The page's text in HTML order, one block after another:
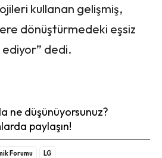
kullanan gelişmiş,
dönüştürmedeki eşsiz
dedi.
ne düşünüyorsunuz?
paylaşın!
Forumu
LG